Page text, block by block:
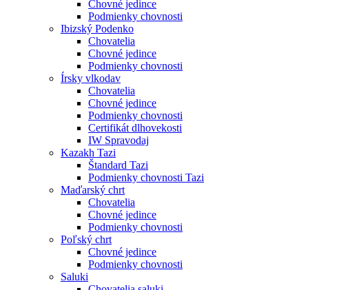
Chovné jedince
Podmienky chovnosti
Ibizský Podenko
Chovatelia
Chovné jedince
Podmienky chovnosti
Írsky vlkodav
Chovatelia
Chovné jedince
Podmienky chovnosti
Certifikát dlhovekosti
IW Spravodaj
Kazakh Tazi
Štandard Tazi
Podmienky chovnosti Tazi
Maďarský chrt
Chovatelia
Chovné jedince
Podmienky chovnosti
Poľský chrt
Chovné jedince
Podmienky chovnosti
Saluki